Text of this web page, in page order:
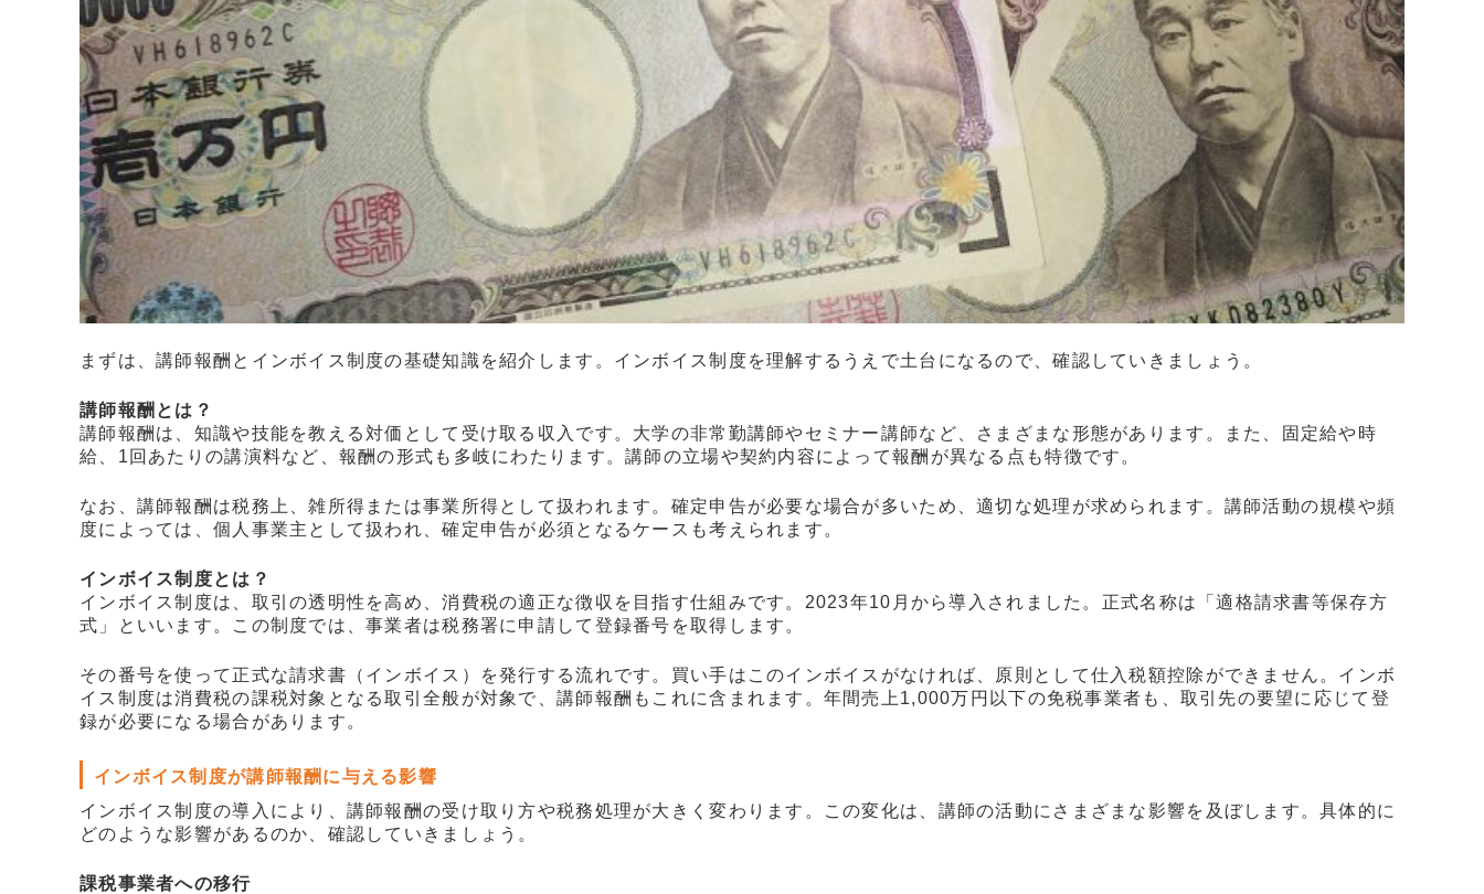
まずは、講師報酬とインボイス制度の基礎知識を紹介します。インボイス制度を理解するうえで土台になるので、確認していきましょう。
講師報酬とは？
講師報酬は、知識や技能を教える対価として受け取る収入です。大学の非常勤講師やセミナー講師など、さまざまな形態があります。また、固定給や時
給、1回あたりの講演料など、報酬の形式も多岐にわたります。講師の立場や契約内容によって報酬が異なる点も特徴です。
なお、講師報酬は税務上、雑所得または事業所得として扱われます。確定申告が必要な場合が多いため、適切な処理が求められます。講師活動の規模や頻
度によっては、個人事業主として扱われ、確定申告が必須となるケースも考えられます。
インボイス制度とは？
インボイス制度は、取引の透明性を高め、消費税の適正な徴収を目指す仕組みです。2023年10月から導入されました。正式名称は「適格請求書等保存方
式」といいます。この制度では、事業者は税務署に申請して登録番号を取得します。
その番号を使って正式な請求書（インボイス）を発行する流れです。買い手はこのインボイスがなければ、原則として仕入税額控除ができません。インボ
イス制度は消費税の課税対象となる取引全般が対象で、講師報酬もこれに含まれます。年間売上1,000万円以下の免税事業者も、取引先の要望に応じて登
録が必要になる場合があります。
インボイス制度が講師報酬に与える影響
インボイス制度の導入により、講師報酬の受け取り方や税務処理が大きく変わります。この変化は、講師の活動にさまざまな影響を及ぼします。具体的に
どのような影響があるのか、確認していきましょう。
課税事業者への移行